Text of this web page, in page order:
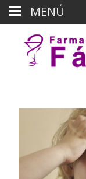
MENÚ